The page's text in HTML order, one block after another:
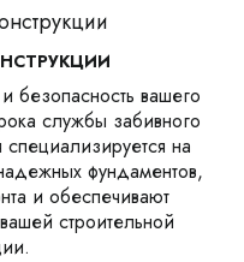
безопасность вашего
службы забивного
на
фундаментов,
и обеспечивают
строительной